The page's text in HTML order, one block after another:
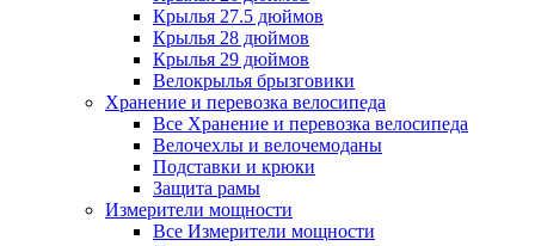
Крылья 27.5 дюймов
Крылья 28 дюймов
Крылья 29 дюймов
Велокрылья брызговики
Хранение и перевозка велосипеда
Все Хранение и перевозка велосипеда
Велочехлы и велочемоданы
Подставки и крюки
Защита рамы
Измерители мощности
Все Измерители мощности